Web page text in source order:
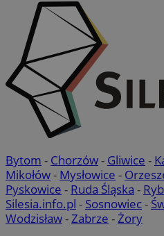
Bytom - Chorzów- Gliwice -
Mikołów- Mysłowice -
Pyskowice - Ruda Śląska -
Silesia.info.pl - Sosnowiec-
Wodzisław-Zabrze -Żory